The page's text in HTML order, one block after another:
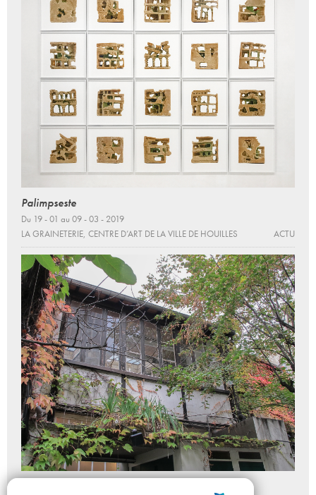
Palimpseste
Du 19 - 01 au 09 - 03 - 2019
LA GRAINETERIE, CENTRE D’ART DE LA VILLE DE HOUILLES
ACTU